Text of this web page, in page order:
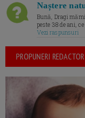
Naștere
Bună, Dragi
peste 38 de ani,
Vezi raspunsuri
PROPUNERI